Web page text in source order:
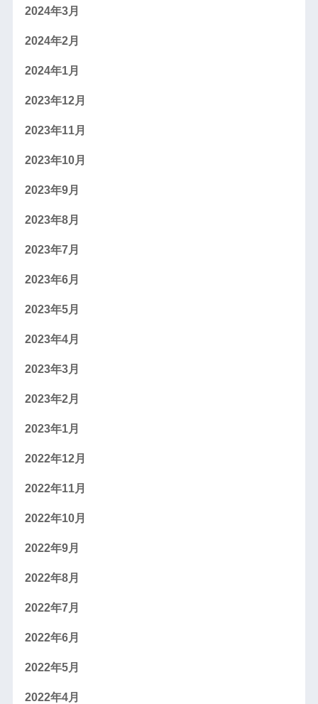
2024年3月
2024年2月
2024年1月
2023年12月
2023年11月
2023年10月
2023年9月
2023年8月
2023年7月
2023年6月
2023年5月
2023年4月
2023年3月
2023年2月
2023年1月
2022年12月
2022年11月
2022年10月
2022年9月
2022年8月
2022年7月
2022年6月
2022年5月
2022年4月